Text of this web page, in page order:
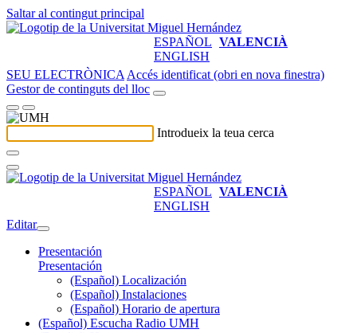
Saltar al contingut principal
ESPAÑOL VALENCIÀ
ENGLISH
SEU ELECTRÒNICA Accés identificat (obri en nova finestra)
Gestor de continguts del lloc
Introdueix la teua cerca
ESPAÑOL VALENCIÀ
ENGLISH
Editar
Presentación
Presentación
(Español) Localización
(Español) Instalaciones
(Español) Horario de apertura
(Español) Escucha Radio UMH